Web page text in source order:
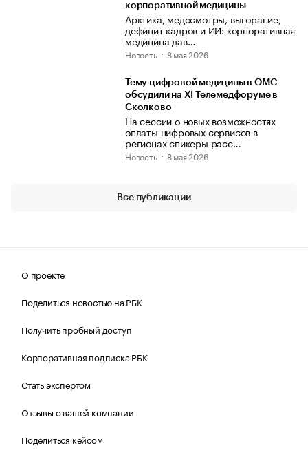
корпоративной медицины
Арктика, медосмотры, выгорание,
дефицит кадров и ИИ: корпоративная
медицина дав…
Новость 8 мая 2026
Тему цифровой медицины в ОМС
обсудили на XI Телемедфоруме в
Сколково
На сессии о новых возможностях
оплаты цифровых сервисов в
регионах спикеры расс…
Новость 8 мая 2026
Все публикации
О проекте
Поделиться новостью на РБК
Получить пробный доступ
Корпоративная подписка РБК
Стать экспертом
Отзывы о вашей компании
Поделиться кейсом